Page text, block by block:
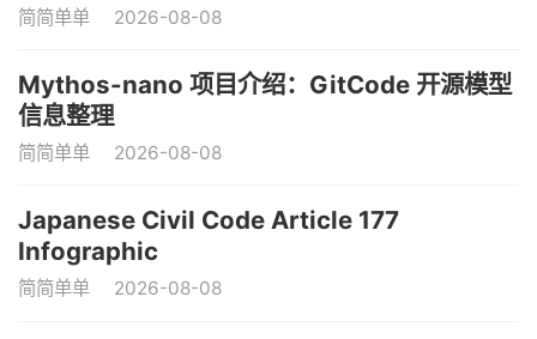
简简单单 2026-08-08
Mythos-nano 项目介绍：GitCode 开源模型
信息整理
简简单单 2026-08-08
Japanese Civil Code Article 177
Infographic
简简单单 2026-08-08